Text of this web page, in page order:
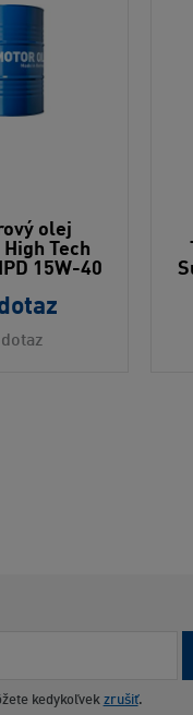
olej
Tech
15W-40
kedykoľvek zrušiť.